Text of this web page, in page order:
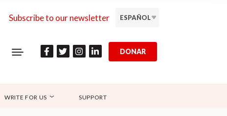
Subscribe to our newsletter ESPAÑOL
DONAR
WRITE FOR US SUPPORT